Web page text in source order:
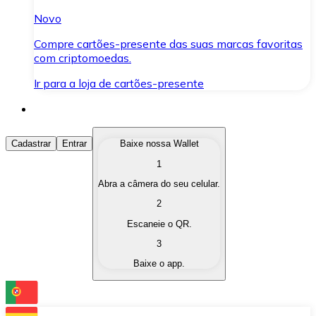
Novo
Compre cartões-presente das suas marcas favoritas
com criptomoedas.
Ir para a loja de cartões-presente
Comprar Criptomoedas
Compre as criptomoedas de seu interesse de forma
Converta suas criptomoedas em moeda fiduciária
Troque uma criptomoeda por outra
Cadastrar Entrar
Baixe nossa Wallet
1
Abra a câmera do seu celular.
2
Escaneie o QR.
3
Baixe o app.